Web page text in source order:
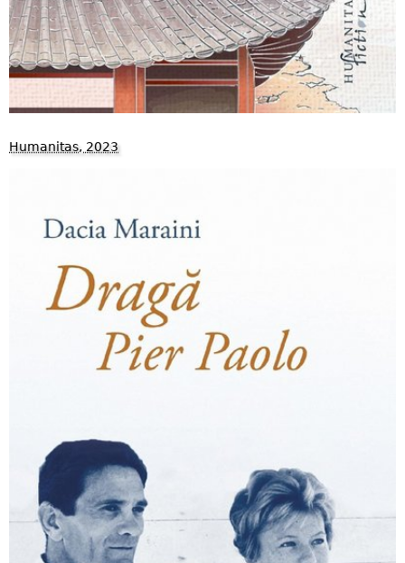
Humanitas, 2023